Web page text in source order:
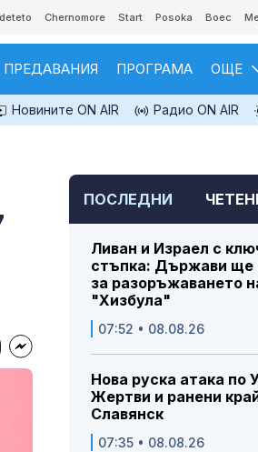
Chernomore Start Posoka Boec
ПРЕДАВАНИЯ ПРОГРАМА ОЩЕ
Новините ON AIR Радио ON AIR
ПОСЛЕДНИ
Ливан и Израел с
стъпка: Държави ще
за разоръжаването
"Хизбула"
07:52 • 08.08.26
Нова руска атака по
Жертви и ранени
Славянск
07:35 • 08.08.26